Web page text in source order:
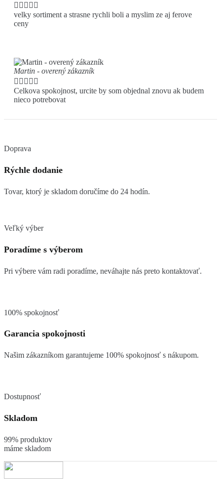
    
velky sortiment a strasne rychli boli a myslim ze aj ferove
ceny
Martin - overený zákazník
    
Celkova spokojnost, urcite by som objednal znovu ak budem
nieco potrebovat
Doprava
Rýchle dodanie
Tovar, ktorý je skladom doručíme do 24 hodín.
Veľký výber
Poradíme s výberom
Pri výbere vám radi poradíme, neváhajte nás preto kontaktovať.
100% spokojnosť
Garancia spokojnosti
Našim zákazníkom garantujeme 100% spokojnosť s nákupom.
Dostupnosť
Skladom
99% produktov
máme skladom